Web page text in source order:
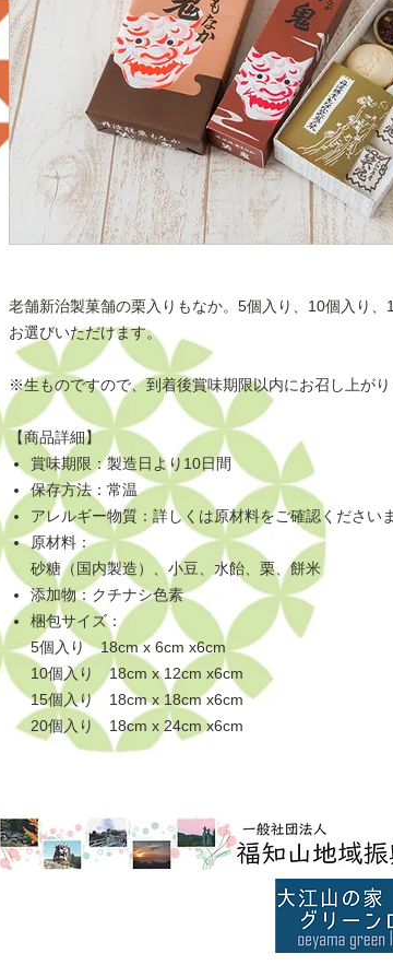
老舗新治製菓舗の栗入りもなか。5個入り、10個入り
お選びいただけます。
※生ものですので、到着後賞味期限以内にお召し上がり
【商品詳細】
賞味期限：製造日より10日間
保存方法：常温
アレルギー物質：詳しくは原材料をご確認くださいま
原材料：
砂糖（国内製造）、小豆、水飴、栗、餅米
添加物：クチナシ色素
梱包サイズ：
5個入り 18cm x 6cm x6cm
10個入り 18cm x 12cm x6cm
15個入り 18cm x 18cm x6cm
20個入り 18cm x 24cm x6cm